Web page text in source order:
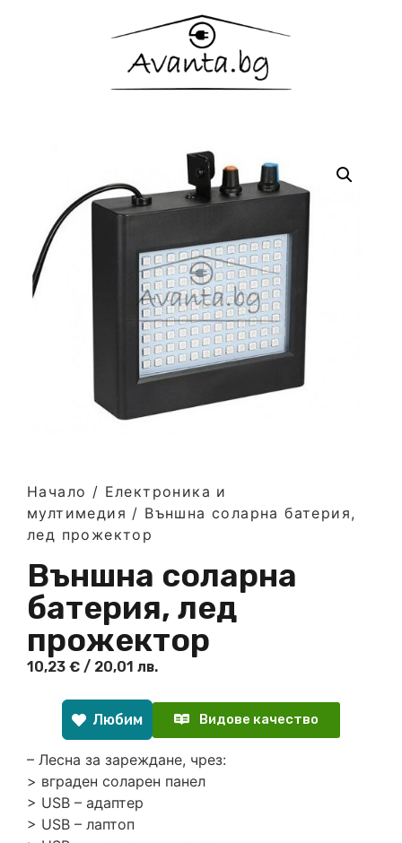
Начало / Електроника и
мултимедия / Външна соларна батерия,
лед прожектор
Външна соларна
батерия, лед
прожектор
10,23 € / 20,01 лв.
Любим Видове качество
– Лесна за зареждане, чрез:
> вграден соларен панел
> USB – адаптер
> USB – лаптоп